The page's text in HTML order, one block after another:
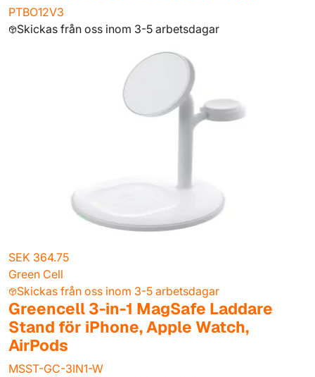
PTBO12V3
Skickas från oss inom 3-5 arbetsdagar
SEK 364.75
Green Cell
Skickas från oss inom 3-5 arbetsdagar
Greencell 3-in-1 MagSafe Laddare
Stand för iPhone, Apple Watch,
AirPods
MSST-GC-3IN1-W